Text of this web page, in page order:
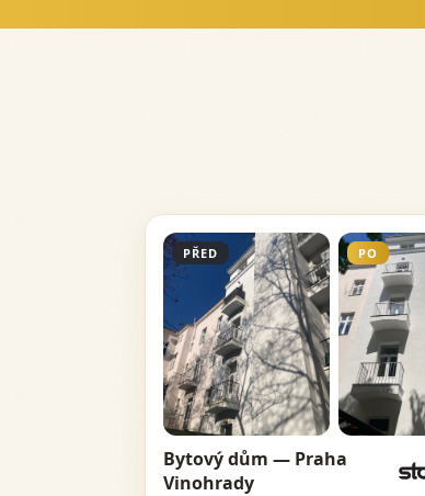
PŘED PO
Bytový dům — Praha
Vinohrady